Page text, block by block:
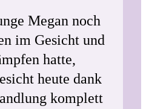
Megan noch
im Gesicht und
hatte,
heute dank
komplett